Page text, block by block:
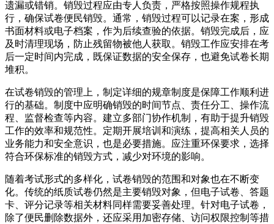
遗漏或错销。销毁过程应由专人负责，严格按照操作规程执
行，确保试卷便民销毁。通常，销毁过程可以记录在案，形成
书面材料或电子档案，作为后续查验的依据。销毁完成后，应
及时清理现场，防止残留物被他人获取。销毁工作应安排在考
后一定时间内完成，既保证数据的安全保存，也避免试卷长期
堆积。
在试卷销毁的管理上，制定详细的规章制度是保障工作顺利进
行的基础。制度中应明确销毁的时间节点、责任分工、操作流
程、监督检查等内容。建立多部门协作机制，有助于提升销毁
工作的效率和规范性。定期开展培训和演练，提高相关人员的
业务能力和安全意识，也是必要措施。应注重环保要求，选择
符合环保标准的销毁方式，减少对环境的影响。
随着考试形式的多样化，试卷销毁的范围和对象也在不断变
化。传统的纸质试卷仍然是主要销毁对象，但电子试卷、答题
卡、评分记录等相关材料同样需要妥善处理。针对电子试卷，
除了便民删除数据外，还应采用加密存储、访问权限控制等措